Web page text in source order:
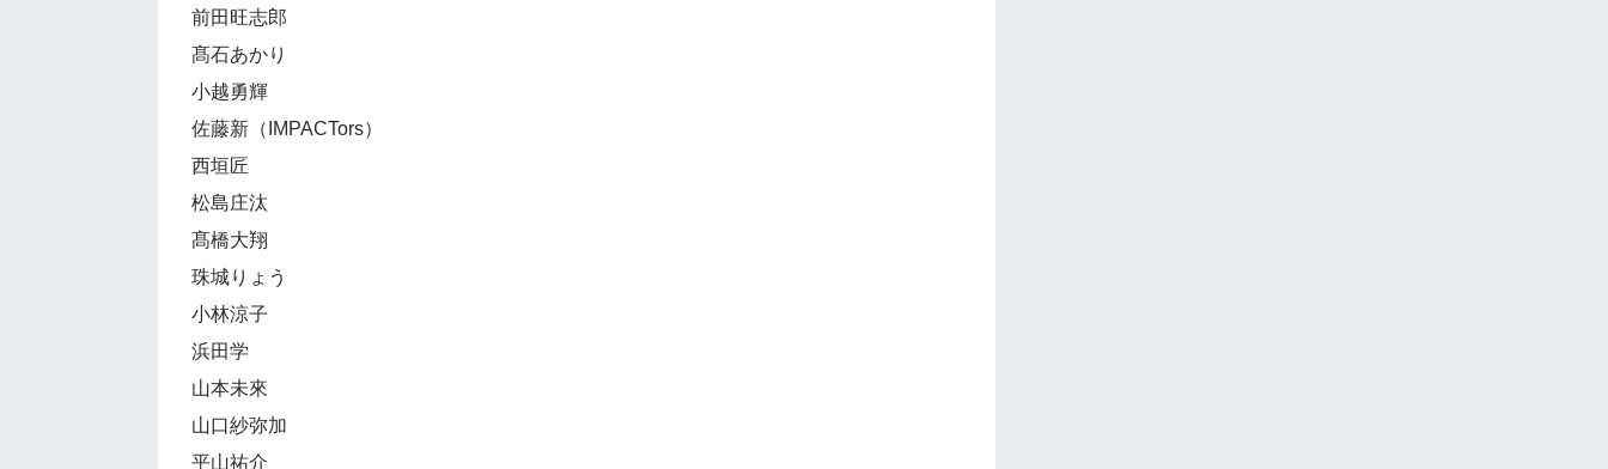
前田旺志郎
髙石あかり
小越勇輝
佐藤新（IMPACTors）
西垣匠
松島庄汰
髙橋大翔
珠城りょう
小林涼子
浜田学
山本未來
山口紗弥加
平山祐介